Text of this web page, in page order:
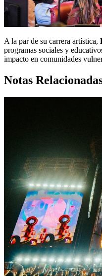
A la par de su carrera artística,
programas sociales y
impacto en comunidades
Notas